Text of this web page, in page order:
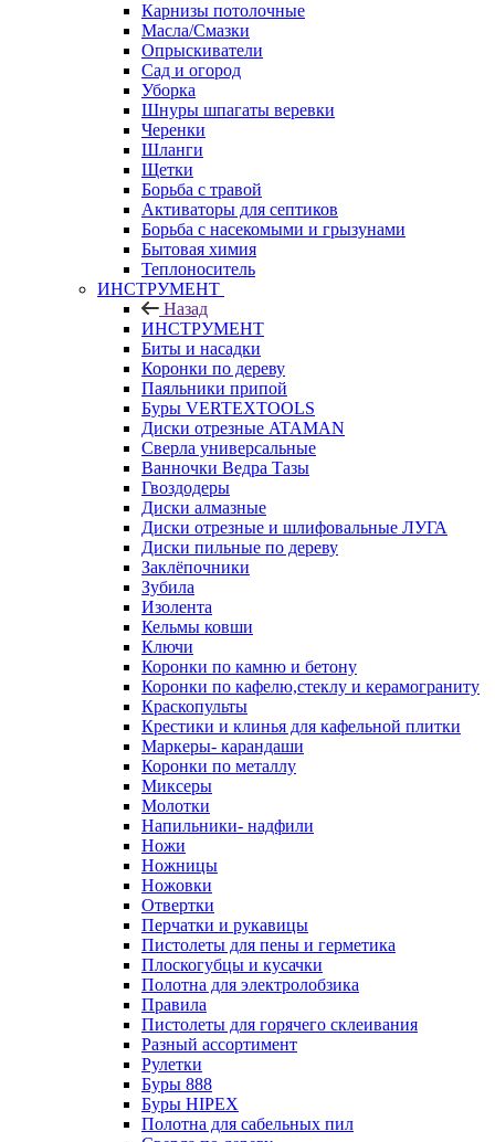
Карнизы потолочные
Масла/Смазки
Опрыскиватели
Сад и огород
Уборка
Шнуры шпагаты веревки
Черенки
Шланги
Щетки
Борьба с травой
Активаторы для септиков
Борьба с насекомыми и грызунами
Бытовая химия
Теплоноситель
ИНСТРУМЕНТ
Назад
ИНСТРУМЕНТ
Биты и насадки
Коронки по дереву
Паяльники припой
Буры VERTEXTOOLS
Диски отрезные ATAMAN
Сверла универсальные
Ванночки Ведра Тазы
Гвоздодеры
Диски алмазные
Диски отрезные и шлифовальные ЛУГА
Диски пильные по дереву
Заклёпочники
Зубила
Изолента
Кельмы ковши
Ключи
Коронки по камню и бетону
Коронки по кафелю,стеклу и керамограниту
Краскопульты
Крестики и клинья для кафельной плитки
Маркеры- карандаши
Коронки по металлу
Миксеры
Молотки
Напильники- надфили
Ножи
Ножницы
Ножовки
Отвертки
Перчатки и рукавицы
Пистолеты для пены и герметика
Плоскогубцы и кусачки
Полотна для электролобзика
Правила
Пистолеты для горячего склеивания
Разный ассортимент
Рулетки
Буры 888
Буры HIPEX
Полотна для сабельных пил